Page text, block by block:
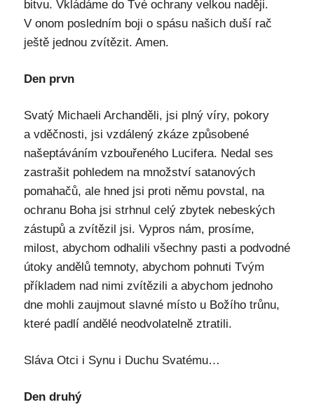
bitvu. Vkládáme do Tvé ochrany velkou naději.
V onom posledním boji o spásu našich duší rač
ještě jednou zvítězit. Amen.
Den prvn
Svatý Michaeli Archanděli, jsi plný víry, pokory
a vděčnosti, jsi vzdálený zkáze způsobené
našeptáváním vzbouřeného Lucifera. Nedal ses
zastrašit pohledem na množství satanových
pomahačů, ale hned jsi proti němu povstal, na
ochranu Boha jsi strhnul celý zbytek nebeských
zástupů a zvítězil jsi. Vypros nám, prosíme,
milost, abychom odhalili všechny pasti a podvodné
útoky andělů temnoty, abychom pohnuti Tvým
příkladem nad nimi zvítězili a abychom jednoho
dne mohli zaujmout slavné místo u Božího trůnu,
které padlí andělé neodvolatelně ztratili.
Sláva Otci i Synu i Duchu Svatému…
Den druhý